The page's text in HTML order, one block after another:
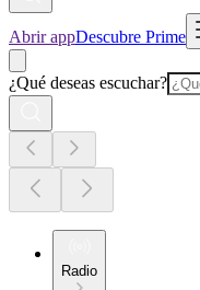
Abrir appDescubre Prime
¿Qué deseas escuchar?
Radio